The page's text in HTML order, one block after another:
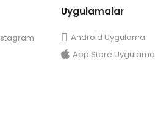
Uygulamalar
Android Uygulama
App Store Uygulama